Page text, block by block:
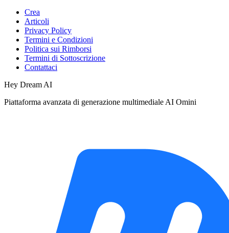
Crea
Articoli
Privacy Policy
Termini e Condizioni
Politica sui Rimborsi
Termini di Sottoscrizione
Contattaci
Hey Dream AI
Piattaforma avanzata di generazione multimediale AI Omini